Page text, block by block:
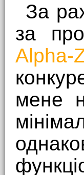
За
за
Alpha-
мене